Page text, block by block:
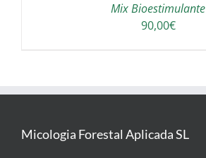
Mix Bioestimulante
90,00€
Micologia Forestal Aplicada SL